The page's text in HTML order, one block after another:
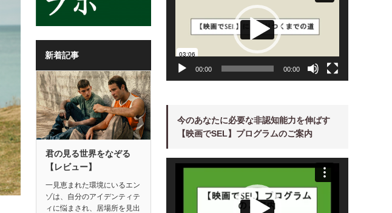
新着記事
君の見る世界をなぞる
【レビュー】
一見恵まれた環境にいるエン
ゾは、自分のアイデンティテ
ィに悩まされ、居場所を見出
00:00 00:00
今のあなたに必要な非認知能力を伸ばす
【映画でSEL】プログラムのご案内
動